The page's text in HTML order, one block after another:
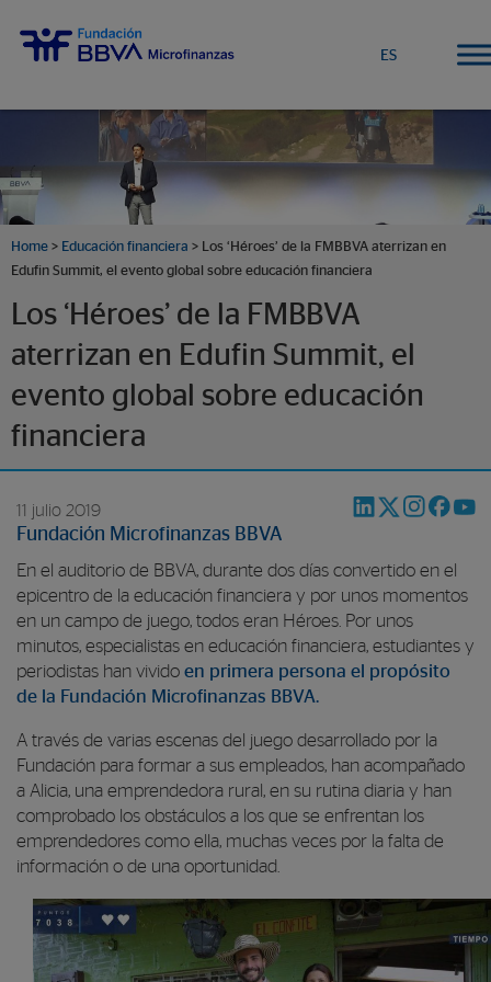
ES
Home > Educación financiera > Los ‘Héroes’ de la FMBBVA aterrizan en
Edufin Summit, el evento global sobre educación financiera
Los ‘Héroes’ de la FMBBVA
aterrizan en Edufin Summit, el
evento global sobre educación
financiera
11 julio 2019
Fundación Microfinanzas BBVA
En el auditorio de BBVA, durante dos días convertido en el
epicentro de la educación financiera y por unos momentos
en un campo de juego, todos eran Héroes. Por unos
minutos, especialistas en educación financiera, estudiantes y
periodistas han vivido en primera persona el propósito
de la Fundación Microfinanzas BBVA.
A través de varias escenas del juego desarrollado por la
Fundación para formar a sus empleados, han acompañado
a Alicia, una emprendedora rural, en su rutina diaria y han
comprobado los obstáculos a los que se enfrentan los
emprendedores como ella, muchas veces por la falta de
información o de una oportunidad.